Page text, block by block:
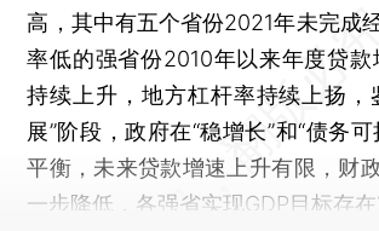
高，其中有五个省份2021年未完成
率低的强省份2010年以来年度贷款
持续上升，地方杠杆率持续上扬，
展”阶段，政府在“稳增长”和“债务
平衡，未来贷款增速上升有限，财
一步降低，各强省实现GDP目标存在